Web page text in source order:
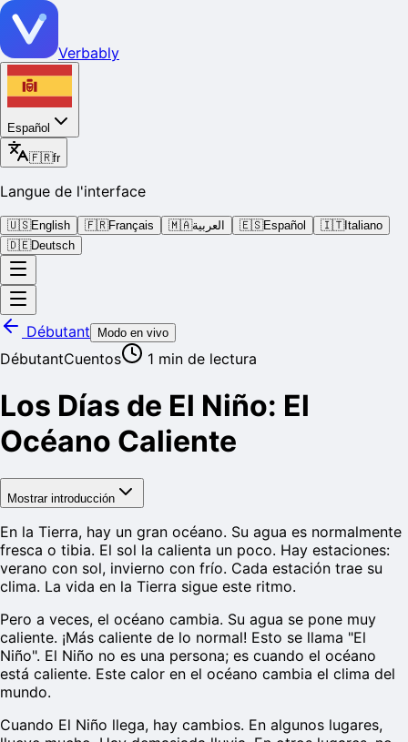
Verbably
Español
🇫🇷fr
Langue de l'interface
🇺🇸English 🇫🇷Français 🇲🇦العربية 🇪🇸Español 🇮🇹Italiano
🇩🇪Deutsch
Débutant Modo en vivo
DébutantCuentos 1 min de lectura
Los Días de El Niño: El
Océano Caliente
Mostrar introducción
En la Tierra, hay un gran océano. Su agua es normalmente
fresca o tibia. El sol la calienta un poco. Hay estaciones:
verano con sol, invierno con frío. Cada estación trae su
clima. La vida en la Tierra sigue este ritmo.
Pero a veces, el océano cambia. Su agua se pone muy
caliente. ¡Más caliente de lo normal! Esto se llama "El
Niño". El Niño no es una persona; es cuando el océano
está caliente. Este calor en el océano cambia el clima del
mundo.
Cuando El Niño llega, hay cambios. En algunos lugares,